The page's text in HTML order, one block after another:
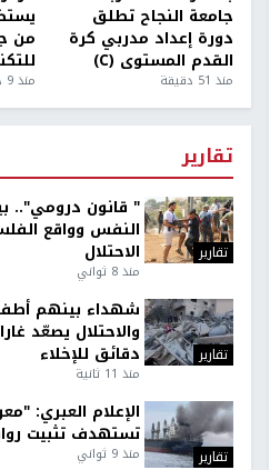
جامعة النجاح تطلق
دورة إعداد مدربي كرة
القدم المستوى (C)
منذ 51 دقيقة
من
منذ 9 دقيقة
تقارير
تقارير
" قانون درومي"..
النفس وواقع
الاحتلال
منذ 8 ثواني
تقارير
شهداء بينهم
والاحتلال يصعّد
دقائق للإخلاء
منذ 11 ثانية
تقارير
الإعلام العبري:
تستهدف تثبيت
منذ 9 ثواني